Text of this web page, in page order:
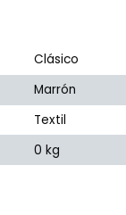
Clásico
Marrón
Textil
0 kg